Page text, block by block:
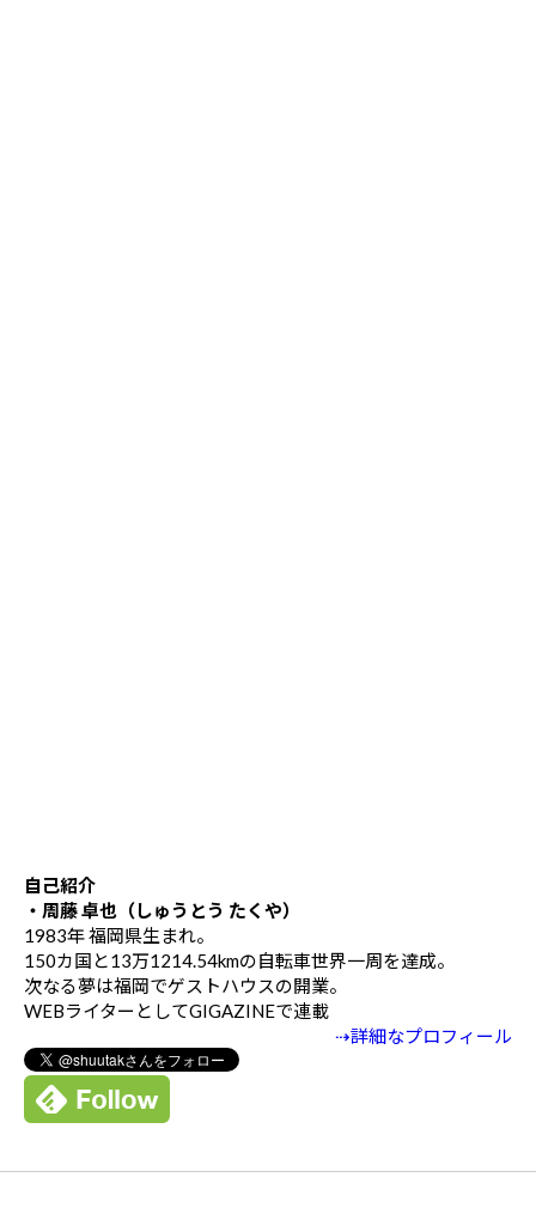
自己紹介
・周藤 卓也（しゅうとう たくや）
1983年 福岡県生まれ。
150カ国と13万1214.54kmの自転車世界一周を達成。
次なる夢は福岡でゲストハウスの開業。
WEBライターとしてGIGAZINEで連載
⇢詳細なプロフィール